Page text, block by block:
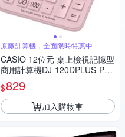
原廠計算機，全面限時特惠中
CASIO 12位元 桌上檢視記憶型
商用計算機DJ-120DPLUS-PK
(粉色)
$829
加入購物車